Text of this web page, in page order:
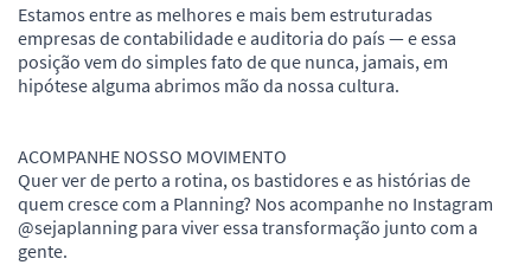
Estamos entre as melhores e mais bem estruturadas
empresas de contabilidade e auditoria do país — e essa
posição vem do simples fato de que nunca, jamais, em
hipótese alguma abrimos mão da nossa cultura.
ACOMPANHE NOSSO MOVIMENTO
Quer ver de perto a rotina, os bastidores e as histórias de
quem cresce com a Planning? Nos acompanhe no Instagram
@sejaplanning para viver essa transformação junto com a
gente.